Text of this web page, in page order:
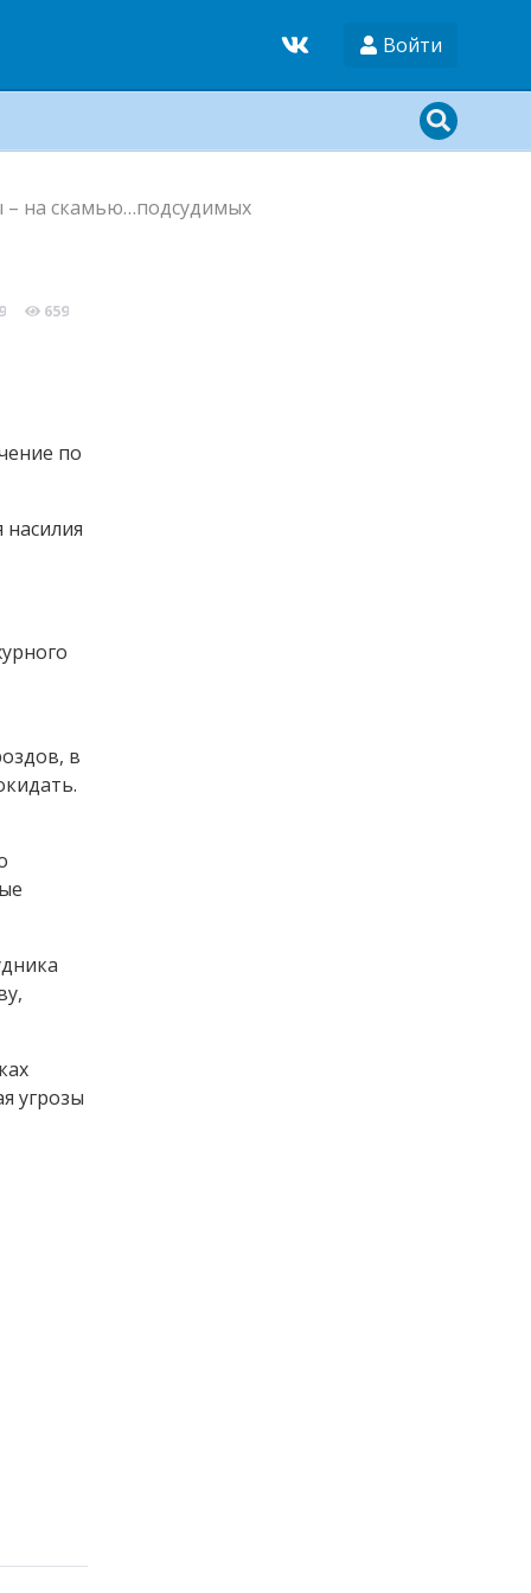
Войти
– на скамью…подсудимых
659
по
в
угрозы